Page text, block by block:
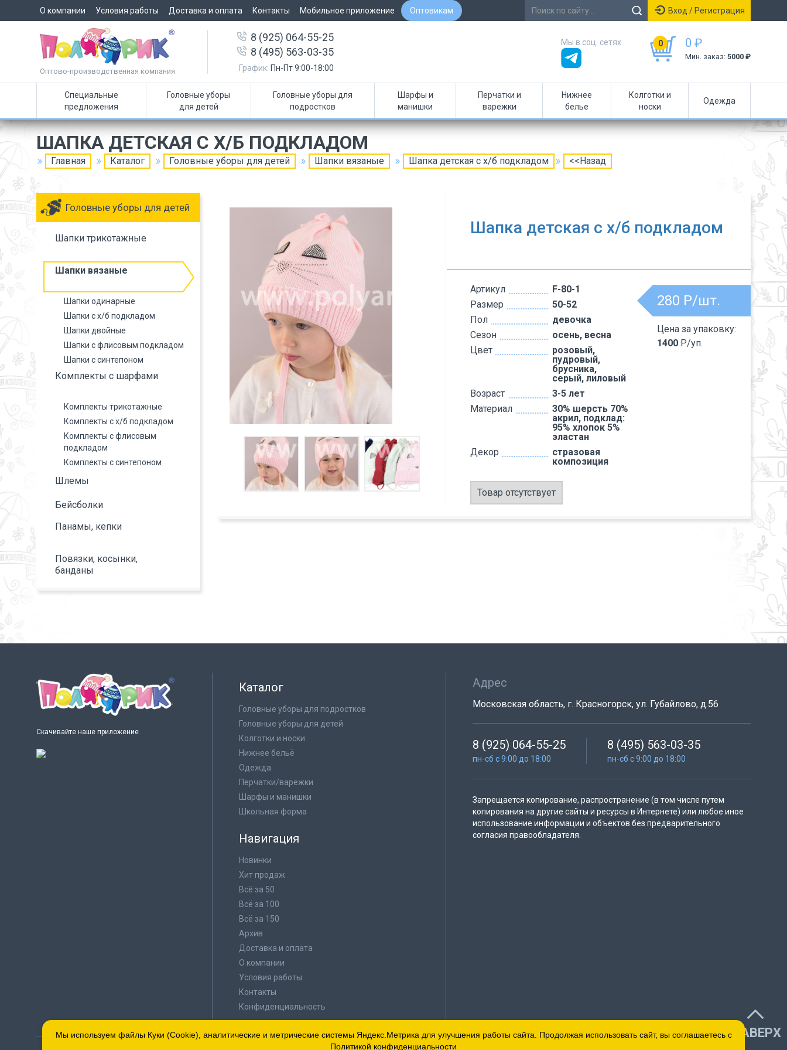
О компании Условия работы Доставка и оплата Контакты Мобильное приложение Оптовикам Вход / Регистрация
Оптово-производственная компания
8 (925) 064-55-25
8 (495) 563-03-35
График: Пн-Пт 9:00-18:00
0 0 ₽
Мин. заказ: 5000 ₽
Мы в соц. сетях
Специальные
предложения
Головные уборы
для детей
Головные уборы для
подростков
Шарфы и
манишки
Перчатки и
варежки
Нижнее
белье
Колготки и
носки
Одежда
ШАПКА ДЕТСКАЯ С Х/Б ПОДКЛАДОМ
Главная Каталог Головные уборы для детей Шапки вязаные Шапка детская с х/б подкладом <<Назад
Головные уборы для детей
Шапки трикотажные
Шапки вязаные
Шапки одинарные
Шапки с х/б подкладом
Шапки двойные
Шапки с флисовым подкладом
Шапки с синтепоном
Комплекты с шарфами
Комплекты трикотажные
Комплекты с х/б подкладом
Комплекты с флисовым
подкладом
Комплекты с синтепоном
Шлемы
Бейсболки
Панамы, кепки
Повязки, косынки,
банданы
Шапка детская с х/б подкладом
Артикул
F-80-1
Размер
50-52
Пол
девочка
Сезон
осень, весна
Цвет
розовый,
пудровый,
брусника,
серый, лиловый
Возраст
3-5 лет
Материал
30% шерсть 70%
акрил, подклад:
95% хлопок 5%
эластан
Декор
стразовая
композиция
280 Р/шт.
Цена за упаковку:
1400 Р/уп.
Товар отсутствует
Скачивайте наше приложение
Каталог
Головные уборы для подростков
Головные уборы для детей
Колготки и носки
Нижнее бельё
Одежда
Перчатки/варежки
Шарфы и манишки
Школьная форма
Навигация
Новинки
Хит продаж
Всё за 50
Всё за 100
Всё за 150
Архив
Доставка и оплата
О компании
Условия работы
Контакты
Конфиденциальность
Адрес
Московская область, г. Красногорск, ул. Губайлово, д.56
8 (925) 064-55-25
пн-сб с 9:00 до 18:00
8 (495) 563-03-35
пн-сб с 9:00 до 18:00
Запрещается копирование, распространение (в том числе путем
копирования на другие сайты и ресурсы в Интернете) или любое иное
использование информации и объектов без предварительного
согласия правообладателя.
НАВЕРХ
Мы используем файлы Куки (Cookie), аналитические и метрические системы Яндекс.Метрика для улучшения работы сайта. Продолжая использовать сайт, вы соглашаетесь с
Политикой конфиденциальности